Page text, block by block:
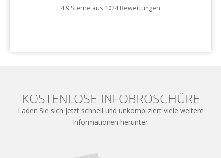
4.9 Sterne aus 1024 Bewertungen
KOSTENLOSE INFOBROSCHÜRE
Laden Sie sich jetzt schnell und unkompliziert viele weitere
Informationen herunter.